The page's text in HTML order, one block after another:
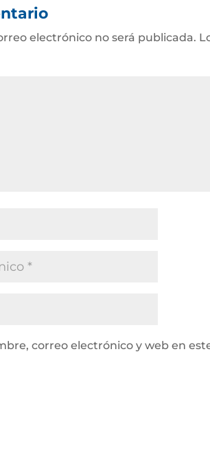
electrónico no será publicada.
correo electrónico y web en